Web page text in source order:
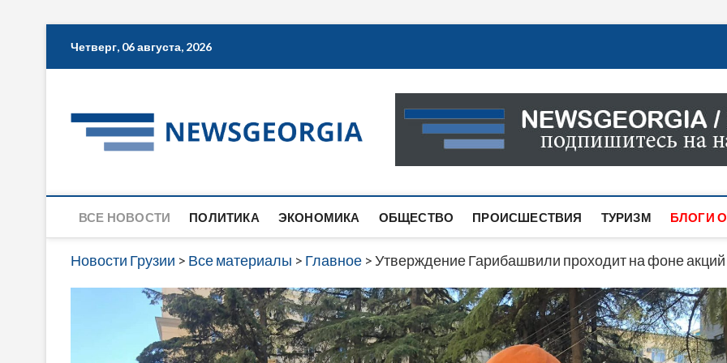
Четверг, 06 августа, 2026
Новости Грузии
САМАЯ АКТУАЛЬНАЯ ИНФОРМАЦИЯ О СОБЫТИЯХ
САЙТЕ ВЫ НАЙДЕТЕ НОВОСТИ ПОЛИТИКИ,
ВСЕ НОВОСТИ ПОЛИТИКА ЭКОНОМИКА ОБЩЕСТВО ПРОИСШЕСТВИЯ ТУРИЗМ БЛОГИ
Новости Грузии > Все материалы > Главное >Утверждение Гарибашвили проходит на фоне акций